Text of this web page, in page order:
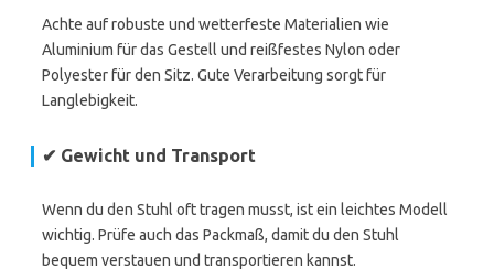
Achte auf robuste und wetterfeste Materialien wie
Aluminium für das Gestell und reißfestes Nylon oder
Polyester für den Sitz. Gute Verarbeitung sorgt für
Langlebigkeit.
✔ Gewicht und Transport
Wenn du den Stuhl oft tragen musst, ist ein leichtes Modell
wichtig. Prüfe auch das Packmaß, damit du den Stuhl
bequem verstauen und transportieren kannst.